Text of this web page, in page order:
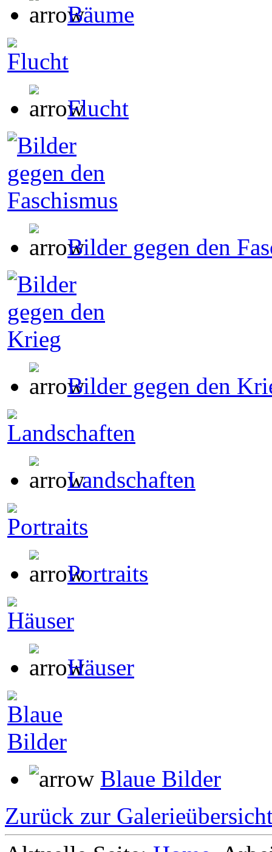
Bäume
Flucht
Bilder gegen den
Bilder gegen den
Landschaften
Portraits
Häuser
Blaue Bilder
Zurück zur